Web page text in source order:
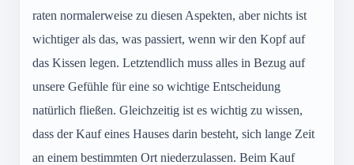
raten normalerweise zu diesen Aspekten, aber nichts ist
wichtiger als das, was passiert, wenn wir den Kopf auf
das Kissen legen. Letztendlich muss alles in Bezug auf
unsere Gefühle für eine so wichtige Entscheidung
natürlich fließen. Gleichzeitig ist es wichtig zu wissen,
dass der Kauf eines Hauses darin besteht, sich lange Zeit
an einem bestimmten Ort niederzulassen. Beim Kauf